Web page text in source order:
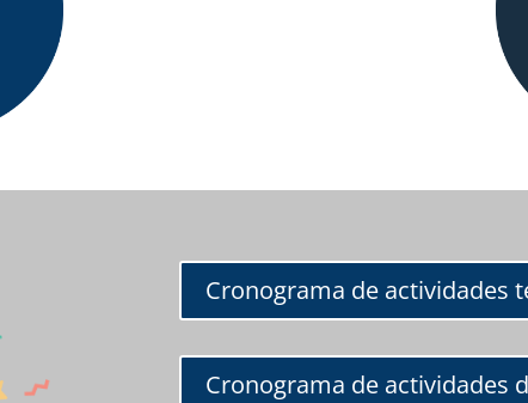
Cronograma de actividades
Cronograma de actividades